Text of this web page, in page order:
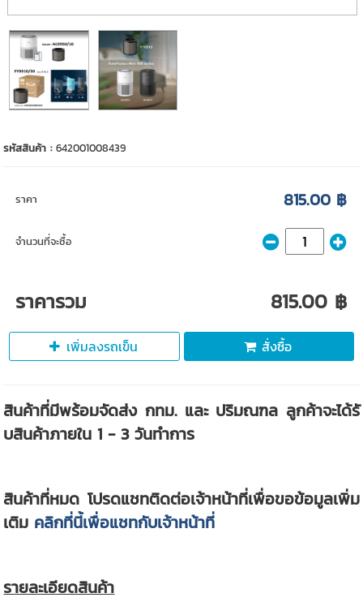
รหัสสินค้า :642001008439
ราคา 815.00 ฿
จำนวนที่จะซื้อ
ราคารวม 815.00 ฿
เพิ่มลงรถเข็น สั่งซื้อ
สินค้าที่มีพร้อมจัดส่ง กทม. และ ปริมณฑล ลูกค้าจะได้รั
บสินค้าภายใน 1 - 3 วันทำการ
สินค้าที่หมด โปรดแชทติดต่อเจ้าหน้าที่เพื่อขอข้อมูลเพิ่ม
เติม คลิกที่นี้เพื่อแชทกับเจ้าหน้าที่
รายละเอียดสินค้า